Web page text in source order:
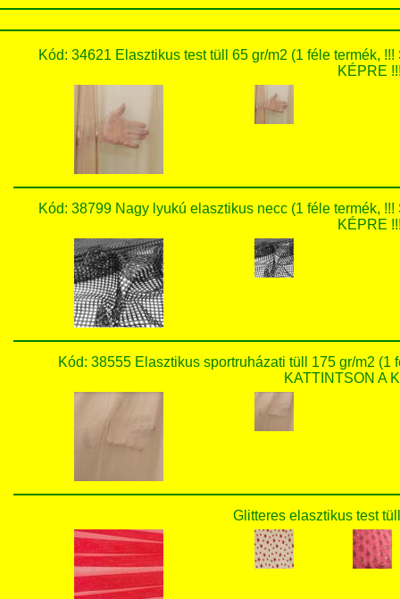
Kód: 34621 Elasztikus test tüll 65 gr/m2 (1 féle termék,
KÉPRE
Kód: 38799 Nagy lyukú elasztikus necc (1 féle termék,
KÉPRE
Kód: 38555 Elasztikus sportruházati tüll 175 gr/m2
KATTINTSON A
Glitteres elasztikus test